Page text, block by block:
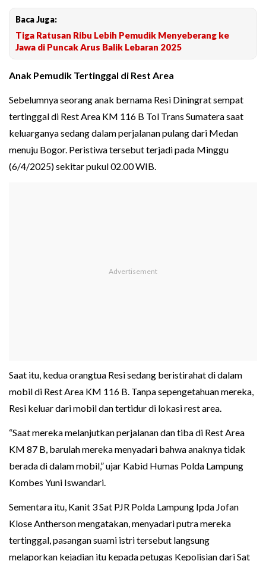
Baca Juga:
Tiga Ratusan Ribu Lebih Pemudik Menyeberang ke
Jawa di Puncak Arus Balik Lebaran 2025
Anak Pemudik Tertinggal di Rest Area
Sebelumnya seorang anak bernama Resi Diningrat sempat
tertinggal di Rest Area KM 116 B Tol Trans Sumatera saat
keluarganya sedang dalam perjalanan pulang dari Medan
menuju Bogor. Peristiwa tersebut terjadi pada Minggu
(6/4/2025) sekitar pukul 02.00 WIB.
Saat itu, kedua orangtua Resi sedang beristirahat di dalam
mobil di Rest Area KM 116 B. Tanpa sepengetahuan mereka,
Resi keluar dari mobil dan tertidur di lokasi rest area.
“Saat mereka melanjutkan perjalanan dan tiba di Rest Area
KM 87 B, barulah mereka menyadari bahwa anaknya tidak
berada di dalam mobil,” ujar Kabid Humas Polda Lampung
Kombes Yuni Iswandari.
Sementara itu, Kanit 3 Sat PJR Polda Lampung Ipda Jofan
Klose Antherson mengatakan, menyadari putra mereka
tertinggal, pasangan suami istri tersebut langsung
melaporkan kejadian itu kepada petugas Kepolisian dari Sat